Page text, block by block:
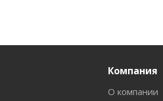
Компания
О компании